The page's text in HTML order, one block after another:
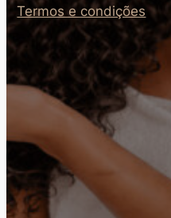
Termos e condições